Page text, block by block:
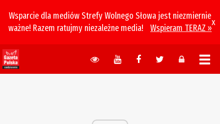
Wsparcie dla mediów Strefy Wolnego Słowa jest niezmiernie
ważne! Razem ratujmy niezależne media!
Wspieram TERAZ »
x